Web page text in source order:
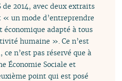
de 2014, avec deux extraits
« un mode d’entreprendre
économique adapté à tous
humaine ». Ce n’est
ce n’est pas réservé que à
Économie Sociale et
point qui est posé